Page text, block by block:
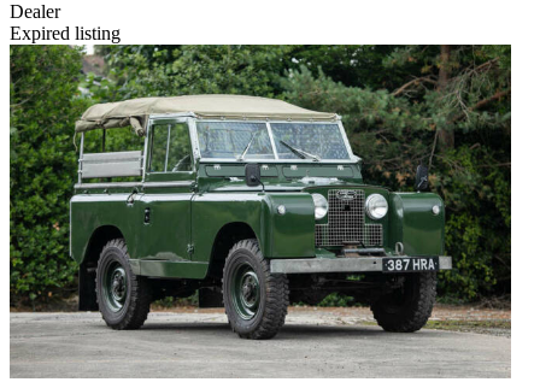
Dealer
Expired listing